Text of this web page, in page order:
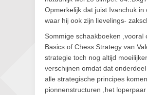
Opmerkelijk dat juist Ivanchuk
waar hij ook zijn lievelings-
Sommige schaakboeken
Basics of Chess Strategy van
strategie toch nog altijd
verschijnen omdat dat
alle strategische principes
pionnenstructuren ,het